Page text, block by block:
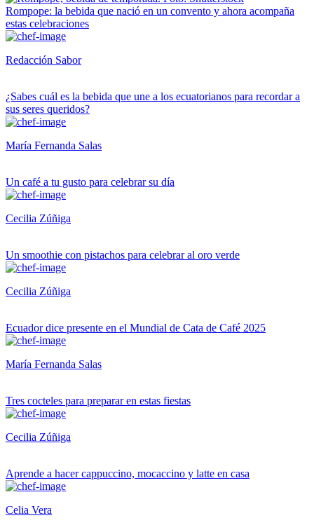
Rompope: la bebida que nació en un convento y ahora acompaña
estas celebraciones
Redacción Sabor
¿Sabes cuál es la bebida que une a los ecuatorianos para recordar a
sus seres queridos?
María Fernanda Salas
Un café a tu gusto para celebrar su día
Cecilia Zúñiga
Un smoothie con pistachos para celebrar al oro verde
Cecilia Zúñiga
Ecuador dice presente en el Mundial de Cata de Café 2025
María Fernanda Salas
Tres cocteles para preparar en estas fiestas
Cecilia Zúñiga
Aprende a hacer cappuccino, mocaccino y latte en casa
Celia Vera